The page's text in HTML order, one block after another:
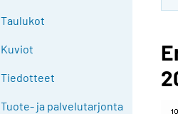
Taulukot
Kuviot
Tiedotteet
Tuote- ja palvelutarjonta